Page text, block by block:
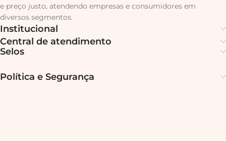
e preço justo, atendendo empresas e consumidores em
diversos segmentos.
Institucional
Central de atendimento
Selos
Política e Segurança